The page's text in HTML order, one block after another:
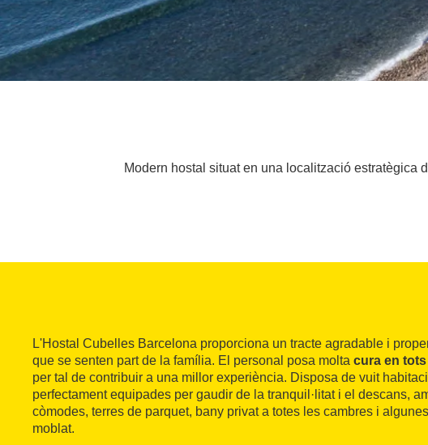
Modern hostal situat en una localització estratègica
L'Hostal Cubelles Barcelona proporciona un tracte agradable i
que se senten part de la família. El personal posa molta cura en
per tal de contribuir a una millor experiència. Disposa de vuit
perfectament equipades per gaudir de la tranquil·litat i el descans,
còmodes, terres de parquet, bany privat a totes les cambres i
moblat.